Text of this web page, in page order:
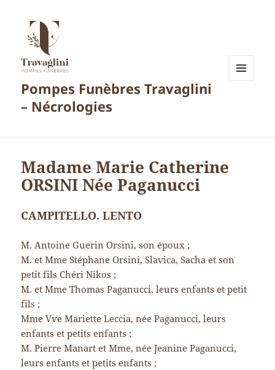
Pompes Funèbres Travaglini
– Nécrologies
Madame Marie Catherine
ORSINI Née Paganucci
CAMPITELLO. LENTO
M. Antoine Guerin Orsini, son époux ;
M. et Mme Stéphane Orsini, Slavica, Sacha et son
petit fils Chéri Nikos ;
M. et Mme Thomas Paganucci, leurs enfants et petit
fils ;
Mme Vve Mariette Leccia, née Paganucci, leurs
enfants et petits enfants ;
M. Pierre Manart et Mme, née Jeanine Paganucci,
leurs enfants et petits enfants ;